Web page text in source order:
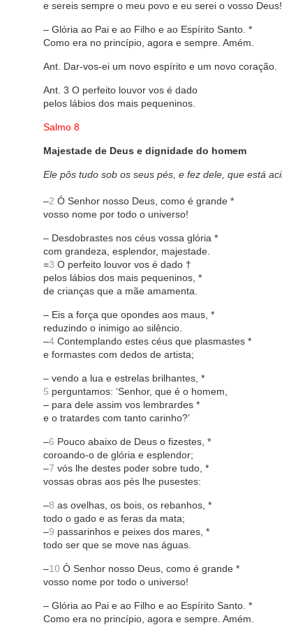
e sereis sempre o meu povo e eu serei o vosso Deus!
– Glória ao Pai e ao Filho e ao Espírito Santo. *
Como era no princípio, agora e sempre. Amém.
Ant. Dar-vos-ei um novo espírito e um novo coração.
Ant. 3 O perfeito louvor vos é dado
pelos lábios dos mais pequeninos.
Salmo 8
Majestade de Deus e dignidade do homem
Ele pôs tudo sob os seus pés, e fez dele, que está
–2 Ó Senhor nosso Deus, como é grande *
vosso nome por todo o universo!
– Desdobrastes nos céus vossa glória *
com grandeza, esplendor, majestade.
=3 O perfeito louvor vos é dado †
pelos lábios dos mais pequeninos, *
de crianças que a mãe amamenta.
– Eis a força que opondes aos maus, *
reduzindo o inimigo ao silêncio.
–4 Contemplando estes céus que plasmastes *
e formastes com dedos de artista;
– vendo a lua e estrelas brilhantes, *
5 perguntamos: ‘Senhor, que é o homem,
– para dele assim vos lembrardes *
e o tratardes com tanto carinho?’
–6 Pouco abaixo de Deus o fizestes, *
coroando-o de glória e esplendor;
–7 vós lhe destes poder sobre tudo, *
vossas obras aos pés lhe pusestes:
–8 as ovelhas, os bois, os rebanhos, *
todo o gado e as feras da mata;
–9 passarinhos e peixes dos mares, *
todo ser que se move nas águas.
–10 Ó Senhor nosso Deus, como é grande *
vosso nome por todo o universo!
– Glória ao Pai e ao Filho e ao Espírito Santo. *
Como era no princípio, agora e sempre. Amém.